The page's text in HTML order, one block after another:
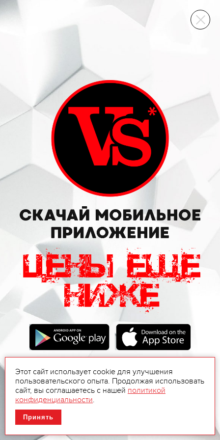
ВИННЫЙ СКЛАД
Этот сайт использует cookie для улучшения
пользовательского опыта. Продолжая использовать
сайт, вы соглашаетесь с нашей политикой
конфиденциальности.
Принять